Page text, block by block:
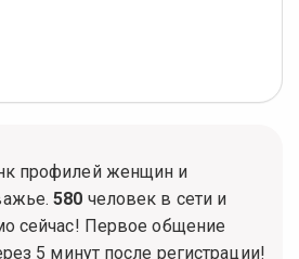
профилей женщин и
580 человек в сети и
сейчас! Первое общение
5 минут после регистрации!